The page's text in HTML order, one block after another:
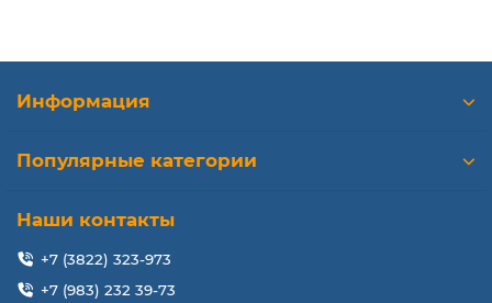
Информация
Популярные категории
Наши контакты
+7 (3822) 323-973
+7 (983) 232 39-73